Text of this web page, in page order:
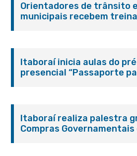
Orientadores de trânsito
municipais recebem
Itaboraí inicia aulas do
presencial “Passaporte
Itaboraí realiza palestra
Compras Governamentais